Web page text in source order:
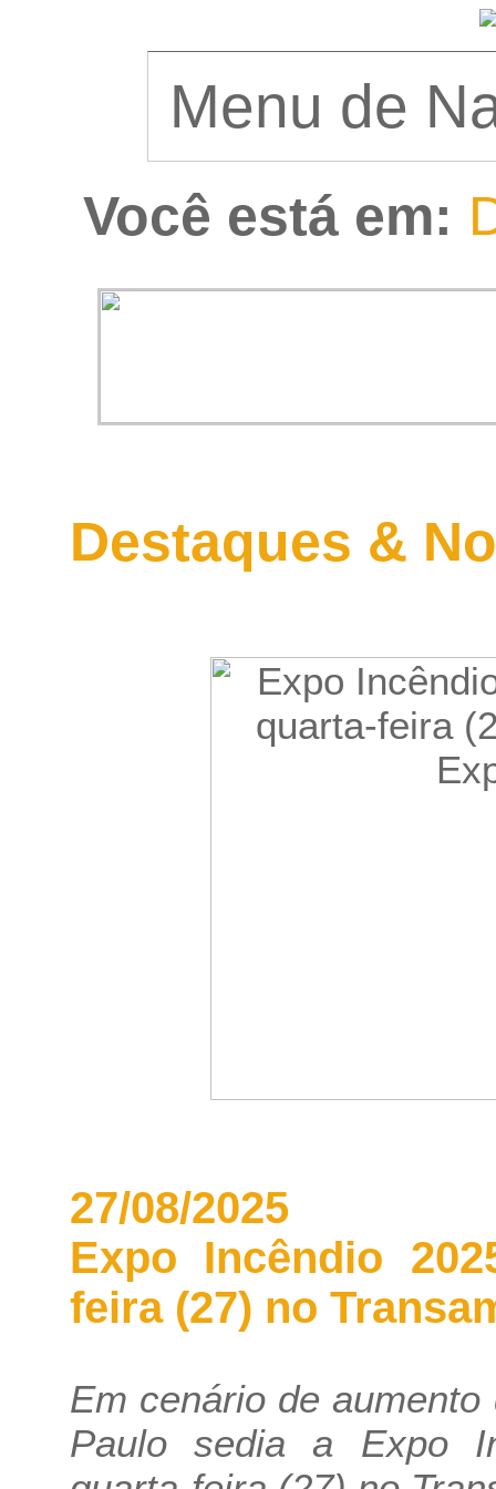
Você está em:
Destaques &
27/08/2025
Expo Incêndio
feira (27) no
Em cenário de
Paulo sedia a Expo